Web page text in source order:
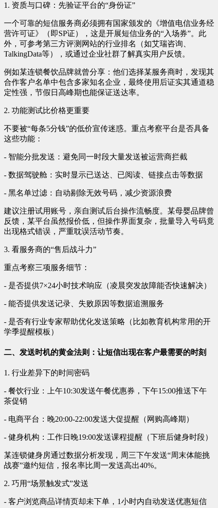
1. 资质与口碑：先验证平台的“身份证”
一个可靠的短信服务商必须拥有国家颁发的《增值电信业务经
营许可证》（即SP证），这是开展短信业务的“入场券”。此
外，可参考第三方评测网站的行业排名（如艾瑞咨询、
TalkingData等），或通过企业社群了解真实用户反馈。
例如某连锁餐饮品牌就曾分享：他们选择某服务商时，发现其
合作客户名单中包含多家知名企业，最终使用后证实其通道稳
定性强，节假日高峰期也能保证送达率。
2. 功能测试比价格更重要
不要被“每条5分钱”的低价宣传迷惑。重点考察平台是否具备
这些功能：
- 智能分批发送：避免同一时段大量发送被运营商拦截
- 数据驾驶舱：实时显示已送达、已阅读、链接点击等数据
- 黑名单过滤：自动剔除无效号码，减少资源浪费
建议注册试用账号，亲自测试后台操作流畅度。某母婴品牌曾
反馈，某平台虽然报价低，但操作界面复杂，批量导入号码竟
出现格式错误，严重耽误活动节奏。
3. 看服务商的“售后战斗力”
重点考察三项服务细节：
- 是否提供7×24小时技术响应（凌晨突发故障能否快速解决）
- 能否提供发送记录、失败原因等数据追溯服务
- 是否有行业专家帮助优化发送策略（比如教育机构常用的开
学季提醒模板）
二、发送时机的黄金法则：让短信出现在客户最需要的时刻
1. 行业差异下的时间密码
- 餐饮行业：上午10:30发送午餐优惠券，下午15:00推送下午
茶促销
- 电商平台：晚20:00-22:00发送大促提醒（网购高峰期）
- 健身机构：工作日晚19:00发送课程提醒（下班后健身时段）
某连锁健身房通过数据分析发现，周三下午发送“周末体能挑
战赛”邀约短信，报名率比周一发送高出40%。
2. 巧用“场景触发式”发送
- 客户浏览商品详情页却未下单，1小时内自动发送优惠短信